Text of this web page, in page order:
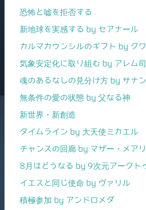
恐怖と嘘を拒否する
新地球を実感する by セアナール
カルマカウンシルのギフト by ク
気象安定化に取り組む by アレム
魂のあるなしの見分け方 by サナ
無条件の愛の状態 by 父なる神
新世界・新創造
タイムライン by 大天使ミカエル
チャンスの回廊 by マザー・メア
8月はどうなる by 9次元アークト
イエスと同じ使命 by ヴァリル
積極参加 by アンドロメダ